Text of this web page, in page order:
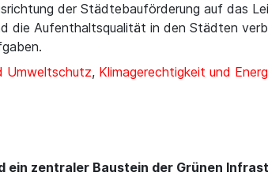
der Städtebauförderung auf das
die Aufenthaltsqualität in den Städten
Umweltschutz, Klimagerechtigkeit und
ein zentraler Baustein der Grünen